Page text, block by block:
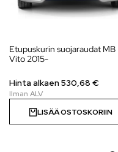
Etupuskurin suojaraudat MB
Vito 2015-
Hinta alkaen530,68 €
LISÄÄ OSTOSKORIIN